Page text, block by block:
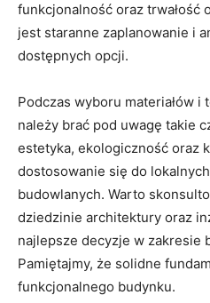
funkcjonalność oraz trwałość
jest ‍staranne zaplanowanie i
dostępnych opcji.
Podczas wyboru materiałów
‌należy⁣ brać pod uwagę takie
⁣estetyka, ekologiczność oraz
dostosowanie się ⁢do
budowlanych. Warto
dziedzinie ⁤architektury ‌oraz
najlepsze decyzje⁣ w zakresie
Pamiętajmy,⁤ że ⁢solidne⁢
funkcjonalnego⁤ budynku.